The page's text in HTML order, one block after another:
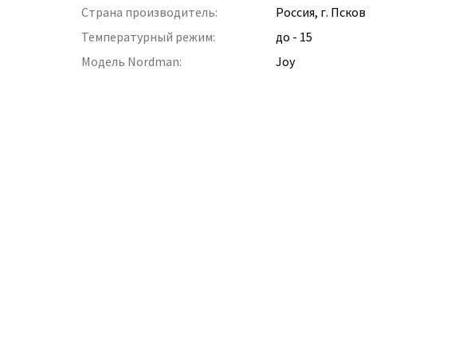
Страна производитель:
Россия, г. Псков
Температурный режим:
до - 15
Модель Nordman:
Joy